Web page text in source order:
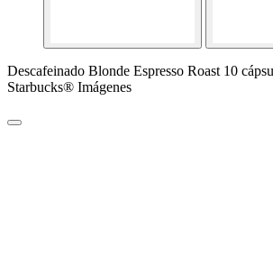
Descafeinado Blonde Espresso Roast 10
Starbucks® Imágenes